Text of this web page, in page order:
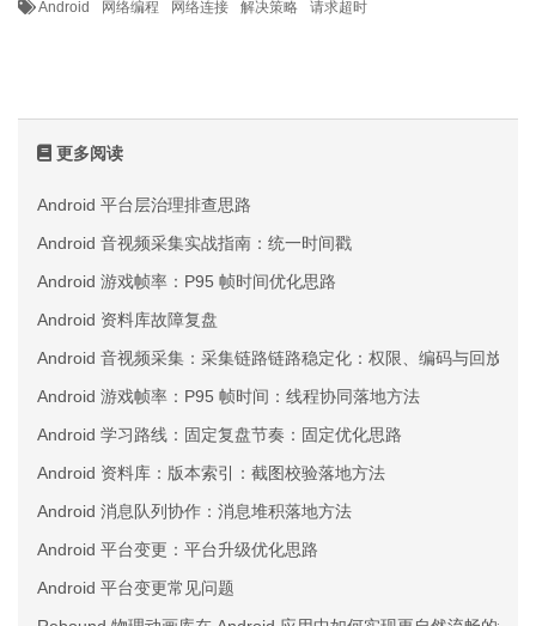
Android 网络编程 网络连接 解决策略 请求超时
更多阅读
Android 平台层治理排查思路
Android 音视频采集实战指南：统一时间戳
Android 游戏帧率：P95 帧时间优化思路
Android 资料库故障复盘
Android 音视频采集：采集链路链路稳定化：权限、编码与回放三
Android 游戏帧率：P95 帧时间：线程协同落地方法
Android 学习路线：固定复盘节奏：固定优化思路
Android 资料库：版本索引：截图校验落地方法
Android 消息队列协作：消息堆积落地方法
Android 平台变更：平台升级优化思路
Android 平台变更常见问题